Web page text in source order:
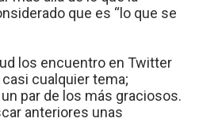
que es “lo que se
los encuentro en Twitter
cualquier tema;
par de los más graciosos.
anteriores unas